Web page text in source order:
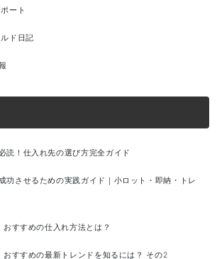
ート
ド日記
読！仕入れ先の選び方完全ガイド
功させるための実践ガイド｜小ロット・即納・トレ
すすめの仕入れ方法とは？
おすすめの最新トレンドを知るには？ その2